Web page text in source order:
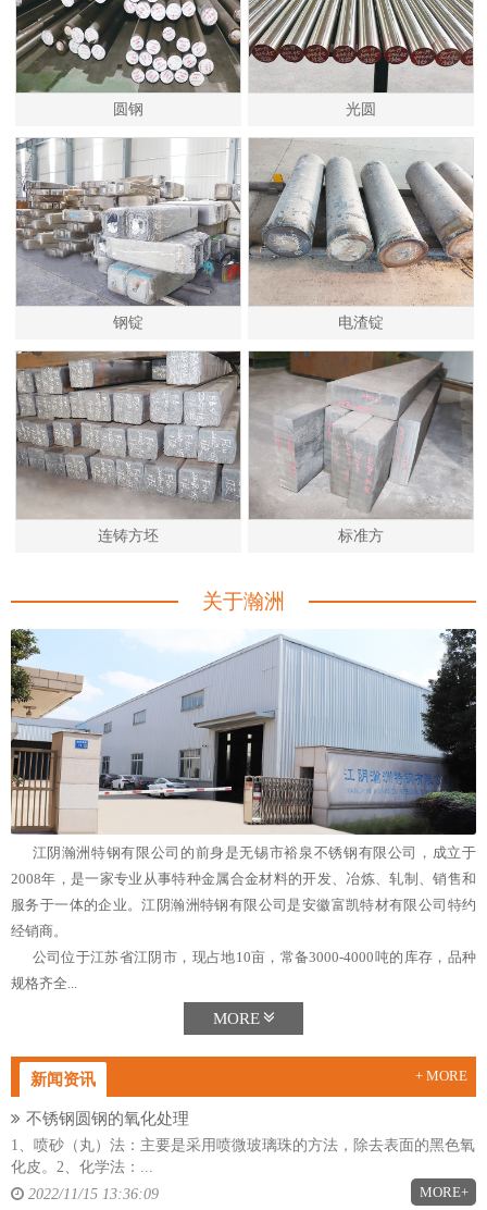
圆钢 光圆
钢锭 电渣锭
连铸方坯 标准方
关于瀚洲
江阴瀚洲特钢有限公司的前身是无锡市裕泉不锈钢有限公司，成立于
2008年，是一家专业从事特种金属合金材料的开发、冶炼、轧制、销售和
服务于一体的企业。江阴瀚洲特钢有限公司是安徽富凯特材有限公司特约
经销商。
公司位于江苏省江阴市，现占地10亩，常备3000-4000吨的库存，品种
规格齐全...
MORE
新闻资讯 + MORE
不锈钢圆钢的氧化处理
1、喷砂（丸）法：主要是采用喷微玻璃珠的方法，除去表面的黑色氧
化皮。2、化学法：...
2022/11/15 13:36:09
MORE+